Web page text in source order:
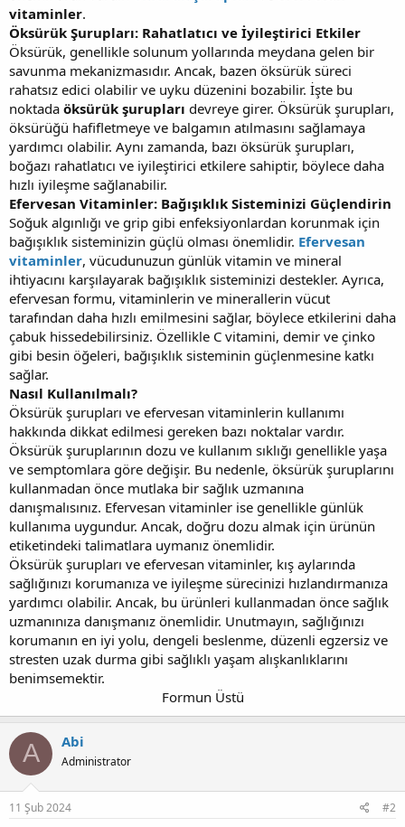
vitaminler.
Öksürük Şurupları: Rahatlatıcı ve İyileştirici Etkiler
Öksürük, genellikle solunum yollarında meydana gelen bir
savunma mekanizmasıdır. Ancak, bazen öksürük süreci
rahatsız edici olabilir ve uyku düzenini bozabilir. İşte bu
noktada öksürük şurupları devreye girer. Öksürük şurupları,
öksürüğü hafifletmeye ve balgamın atılmasını sağlamaya
yardımcı olabilir. Aynı zamanda, bazı öksürük şurupları,
boğazı rahatlatıcı ve iyileştirici etkilere sahiptir, böylece daha
hızlı iyileşme sağlanabilir.
Efervesan Vitaminler: Bağışıklık Sisteminizi Güçlendirin
Soğuk algınlığı ve grip gibi enfeksiyonlardan korunmak için
bağışıklık sisteminizin güçlü olması önemlidir. Efervesan
vitaminler, vücudunuzun günlük vitamin ve mineral
ihtiyacını karşılayarak bağışıklık sisteminizi destekler. Ayrıca,
efervesan formu, vitaminlerin ve minerallerin vücut
tarafından daha hızlı emilmesini sağlar, böylece etkilerini daha
çabuk hissedebilirsiniz. Özellikle C vitamini, demir ve çinko
gibi besin öğeleri, bağışıklık sisteminin güçlenmesine katkı
sağlar.
Nasıl Kullanılmalı?
Öksürük şurupları ve efervesan vitaminlerin kullanımı
hakkında dikkat edilmesi gereken bazı noktalar vardır.
Öksürük şuruplarının dozu ve kullanım sıklığı genellikle yaşa
ve semptomlara göre değişir. Bu nedenle, öksürük şuruplarını
kullanmadan önce mutlaka bir sağlık uzmanına
danışmalısınız. Efervesan vitaminler ise genellikle günlük
kullanıma uygundur. Ancak, doğru dozu almak için ürünün
etiketindeki talimatlara uymanız önemlidir.
Öksürük şurupları ve efervesan vitaminler, kış aylarında
sağlığınızı korumanıza ve iyileşme sürecinizi hızlandırmanıza
yardımcı olabilir. Ancak, bu ürünleri kullanmadan önce sağlık
uzmanınıza danışmanız önemlidir. Unutmayın, sağlığınızı
korumanın en iyi yolu, dengeli beslenme, düzenli egzersiz ve
stresten uzak durma gibi sağlıklı yaşam alışkanlıklarını
benimsemektir.
Formun Üstü​
A Abi
Administrator
11 Şub 2024 #2